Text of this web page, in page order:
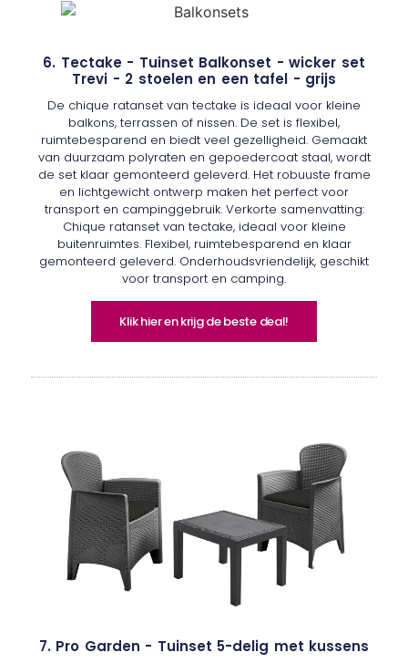
6. Tectake - Tuinset Balkonset - wicker set
Trevi - 2 stoelen en een tafel - grijs
De chique ratanset van tectake is ideaal voor kleine
balkons, terrassen of nissen. De set is flexibel,
ruimtebesparend en biedt veel gezelligheid. Gemaakt
van duurzaam polyraten en gepoedercoat staal, wordt
de set klaar gemonteerd geleverd. Het robuuste frame
en lichtgewicht ontwerp maken het perfect voor
transport en campinggebruik. Verkorte samenvatting:
Chique ratanset van tectake, ideaal voor kleine
buitenruimtes. Flexibel, ruimtebesparend en klaar
gemonteerd geleverd. Onderhoudsvriendelijk, geschikt
voor transport en camping.
Klik hier en krijg de beste deal!
7. Pro Garden - Tuinset 5-delig met kussens